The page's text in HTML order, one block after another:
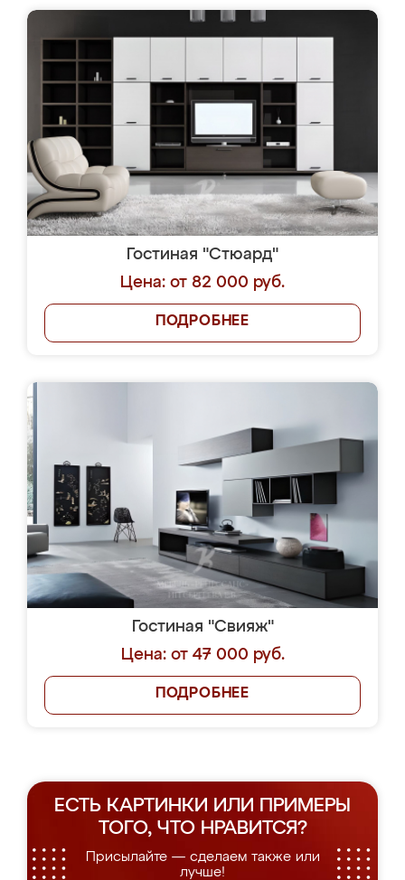
Гостиная "Стюард"
Цена: от 82 000 руб.
ПОДРОБНЕЕ
Гостиная "Свияж"
Цена: от 47 000 руб.
ПОДРОБНЕЕ
ЕСТЬ КАРТИНКИ ИЛИ ПРИМЕРЫ
ТОГО, ЧТО НРАВИТСЯ?
Присылайте — сделаем также или
лучше!